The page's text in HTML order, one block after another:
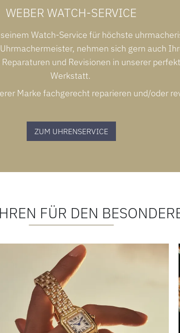
WEBER WATCH-SERVICE
Watch-Service für höchste
nehmen sich gern auch
und Revisionen in unserer
Werkstatt.
Marke fachgerecht reparieren und/oder
ZUM UHRENSERVICE
FÜR DEN